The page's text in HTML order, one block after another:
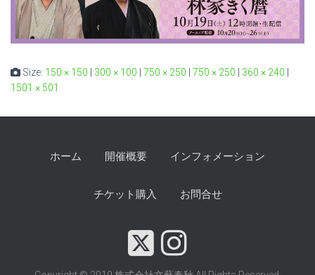
Size: 150 × 150 | 300 × 100 | 750 × 250 | 750 × 250 | 360 × 240 |
1501 × 501
ホーム 開催概要 インフォメーション
チケット購入 お問合せ